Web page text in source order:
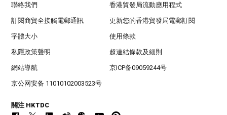
聯絡我們 香港貿發局流動應用程式
訂閱商貿全接觸電郵通訊 更新您的香港貿發局電郵訂閱
字體大小 使用條款
私隱政策聲明 超連結條款及細則
網站導航 京ICP备09059244号
京公网安备 11010102003523号
關注 HKTDC